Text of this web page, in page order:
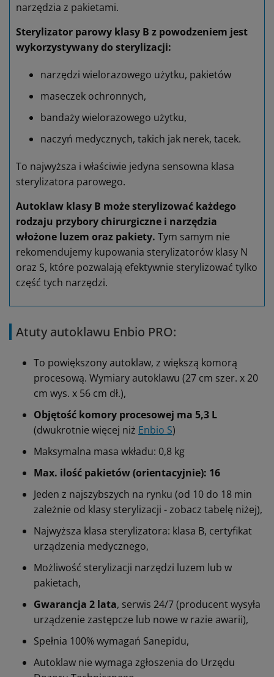
narzędzia z pakietami.
Sterylizator parowy klasy B z powodzeniem jest
wykorzystywany do sterylizacji:
narzędzi wielorazowego użytku, pakietów
maseczek ochronnych,
bandaży wielorazowego użytku,
naczyń medycznych, takich jak nerek, tacek.
To najwyższa i właściwie jedyna sensowna klasa
sterylizatora parowego.
Autoklaw klasy B może sterylizować każdego
rodzaju przybory chirurgiczne i narzędzia
włożone luzem oraz pakiety. Tym samym nie
rekomendujemy kupowania sterylizatorów klasy N
oraz S, które pozwalają efektywnie sterylizować tylko
część tych narzędzi.
Atuty autoklawu Enbio PRO:
To powiększony autoklaw, z większą komorą
procesową. Wymiary autoklawu (27 cm szer. x 20
cm wys. x 56 cm dł.),
Objętość komory procesowej ma 5,3 L
(dwukrotnie więcej niż Enbio S)
Maksymalna masa wkładu: 0,8 kg
Max. ilość pakietów (orientacyjnie): 16
Jeden z najszybszych na rynku (od 10 do 18 min
zależnie od klasy sterylizacji - zobacz tabelę niżej),
Najwyższa klasa sterylizatora: klasa B, certyfikat
urządzenia medycznego,
Możliwość sterylizacji narzędzi luzem lub w
pakietach,
Gwarancja 2 lata, serwis 24/7 (producent wysyła
urządzenie zastępcze lub nowe w razie awarii),
Spełnia 100% wymagań Sanepidu,
Autoklaw nie wymaga zgłoszenia do Urzędu